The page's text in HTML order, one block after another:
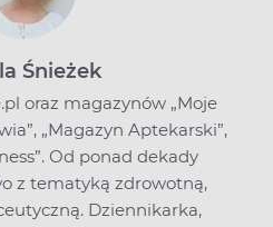
Śnieżek
oraz magazynów „Moje
„Magazyn Aptekarski”,
Od ponad dekady
z tematyką zdrowotną,
Dziennikarka,